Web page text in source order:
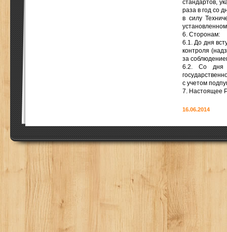
стандартов,
раза в год со
в силу
6. Сторонам:
6.1. До дня
контроля
за
6.2. Со дня
с учетом
7. Настоящее
16.06.2014